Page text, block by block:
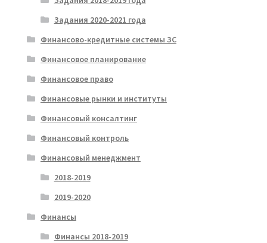
Задания 2020-2021 года
Финансово-кредитные системы ЗС
Финансовое планирование
Финансовое право
Финансовые рынки и институты
Финансовый консалтинг
Финансовый контроль
Финансовый менеджмент
2018-2019
2019-2020
Финансы
Финансы 2018-2019